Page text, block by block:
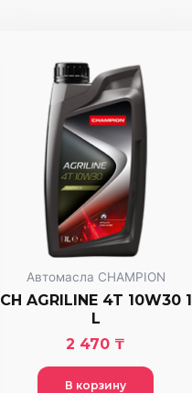
Автомасла CHAMPION
CH AGRILINE 4T 10W30 1
L
2 470 ₸
В корзину